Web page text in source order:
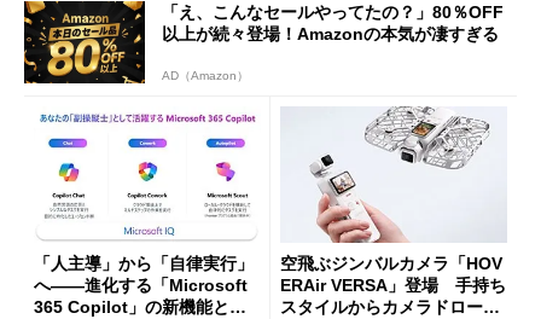
「え、こんなセールやってたの？」80％OFF
以上が続々登場！Amazonの本気が凄すぎる
AD（Amazon）
「人主導」から「自律実行」
へ――進化する「Microsoft
365 Copilot」の新機能とエ
空飛ぶジンバルカメラ「HOV
ERAir VERSA」登場 手持ち
スタイルからカメラドローン